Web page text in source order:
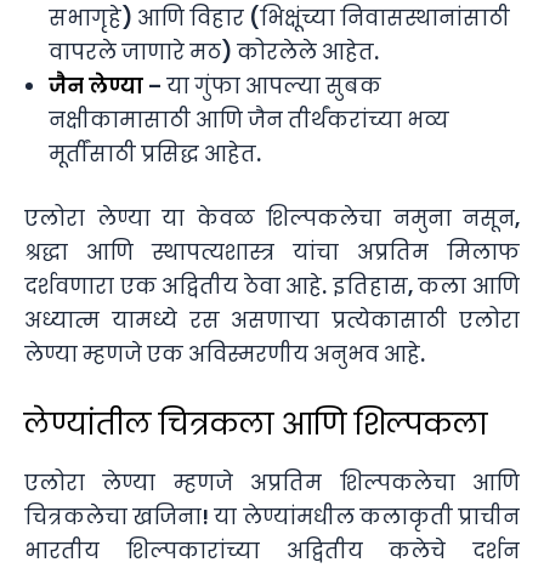
सभागृहे) आणिविहार (भिक्षूंच्यानिवासस्थानांसाठी
वापरलेजाणारेमठ) कोरलेले आहेत.
जैनलेण्या – यागुंफा आपल्यासुबक
नक्षीकामासाठी आणिजैनतीर्थंकरांच्या भव्य
मूर्तींसाठीप्रसिद्ध आहेत.
एलोरा लेण्या या केवळ शिल्पकलेचा नमुना नसून,
श्रद्धा
आणि स्थापत्यशास्त्र यांचा अप्रतिम
मिलाफ
दर्शवणारा एक अद्वितीय ठेवा आहे. इतिहास,कला आणि
अध्यात्म यामध्ये रस असणाऱ्या प्रत्येकासाठी एलोरा
लेण्याम्हणजेएक अविस्मरणीय अनुभव आहे.
लेण्यांतील चित्रकला आणि शिल्पकला
एलोरा लेण्या म्हणजे अप्रतिम शिल्पकलेचा आणि
चित्रकलेचा खजिना! या लेण्यांमधील कलाकृती प्राचीन
भारतीय शिल्पकारांच्या अद्वितीय कलेचे दर्शन